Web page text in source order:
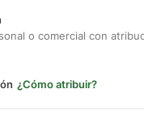
o comercial con
¿Cómo atribuir?